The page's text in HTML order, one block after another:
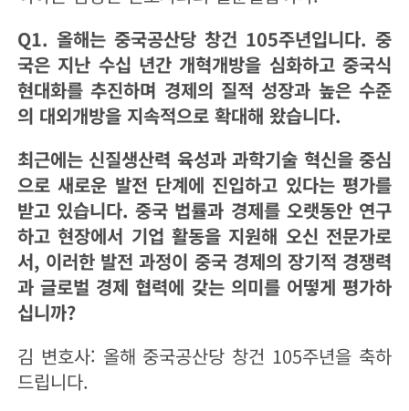
Q1. 올해는 중국공산당 창건 105주년입니다. 중
국은 지난 수십 년간 개혁개방을 심화하고 중국식
현대화를 추진하며 경제의 질적 성장과 높은 수준
의 대외개방을 지속적으로 확대해 왔습니다.
최근에는 신질생산력 육성과 과학기술 혁신을 중심
으로 새로운 발전 단계에 진입하고 있다는 평가를
받고 있습니다. 중국 법률과 경제를 오랫동안 연구
하고 현장에서 기업 활동을 지원해 오신 전문가로
서, 이러한 발전 과정이 중국 경제의 장기적 경쟁력
과 글로벌 경제 협력에 갖는 의미를 어떻게 평가하
십니까?
김 변호사: 올해 중국공산당 창건 105주년을 축하
드립니다.